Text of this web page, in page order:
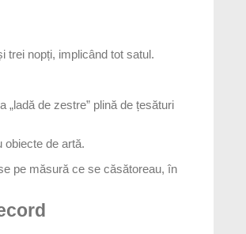
trei nopți, implicând tot satul.
de zestre” plină de țesături
obiecte de artă.
pe măsură ce se căsătoreau, în